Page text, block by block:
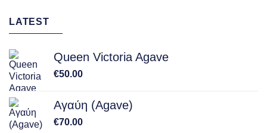
LATEST
Queen Victoria Agave
€50.00
Αγαύη (Agave)
€70.00